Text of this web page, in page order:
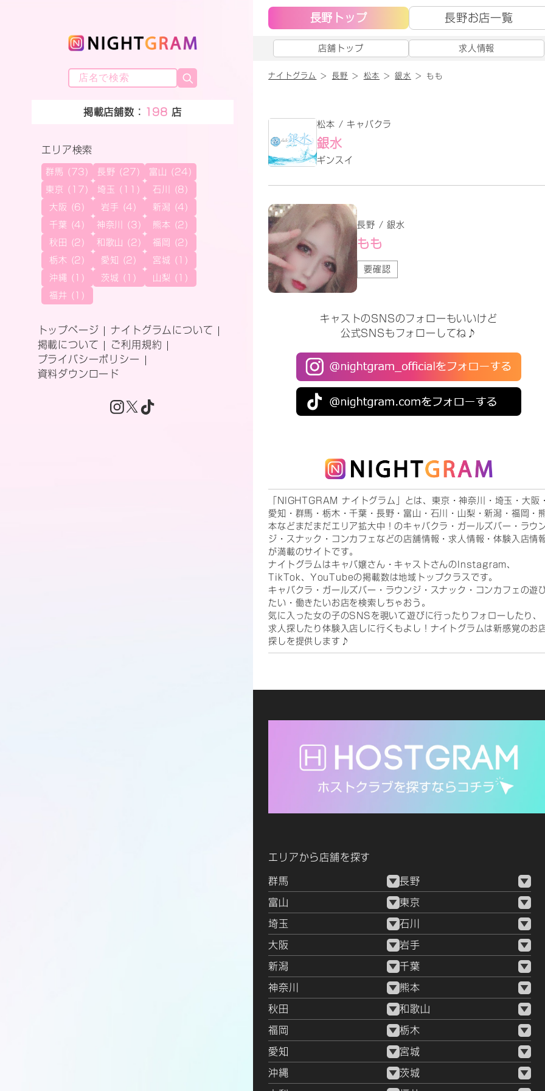
掲載店舗数： 198 店
エリア検索
群馬 (73) 長野 (27) 富山 (24)
東京 (17) 埼玉 (11) 石川 (8)
大阪 (6) 岩手 (4) 新潟 (4)
千葉 (4) 神奈川 (3) 熊本 (2)
秋田 (2) 和歌山 (2) 福岡 (2)
栃木 (2) 愛知 (2) 宮城 (1)
沖縄 (1) 茨城 (1) 山梨 (1)
福井 (1)
トップページ
ナイトグラムについて
掲載について
ご利用規約
プライバシーポリシー
資料ダウンロード
長野トップ 長野お店一覧
店舗トップ 求人情報
ナイトグラム 長野 松本 銀水 もも
松本 / キャバクラ
銀水
ギンスイ
長野 / 銀水
もも
要確認
キャストのSNSのフォローもいいけど
公式SNSもフォローしてね♪
「NIGHTGRAM ナイトグラム」とは、東京・神奈川・埼玉・大阪
愛知・群馬・栃木・千葉・長野・富山・石川・山梨・新潟・福岡・
本などまだまだエリア拡大中！のキャバクラ・ガールズバー・ラウ
ジ・スナック・コンカフェなどの店舗情報・求人情報・体験入店情
が満載のサイトです。
ナイトグラムはキャバ嬢さん・キャストさんのInstagram、
TikTok、YouTubeの掲載数は地域トップクラスです。
キャバクラ・ガールズバー・ラウンジ・スナック・コンカフェの遊
たい・働きたいお店を検索しちゃおう。
気に入った女の子のSNSを覗いて遊びに行ったりフォローしたり、
求人探したり体験入店しに行くもよし！ナイトグラムは新感覚のお
探しを提供します♪
エリアから店舗を探す
群馬 長野
富山 東京
埼玉 石川
大阪 岩手
新潟 千葉
神奈川 熊本
秋田 和歌山
福岡 栃木
愛知 宮城
沖縄 茨城